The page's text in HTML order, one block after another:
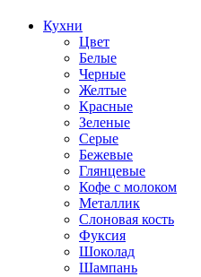
Кухни
Цвет
Белые
Черные
Желтые
Красные
Зеленые
Серые
Бежевые
Глянцевые
Кофе с молоком
Металлик
Слоновая кость
Фуксия
Шоколад
Шампань